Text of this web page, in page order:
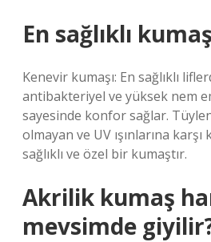
En sağlıklı
Kenevir kumaşı: En sağlıklı
antibakteriyel ve yüksek nem
sayesinde konfor sağlar.
olmayan ve UV ışınlarına
sağlıklı ve özel bir kumaştır.
Akrilik kumaş
mevsimde